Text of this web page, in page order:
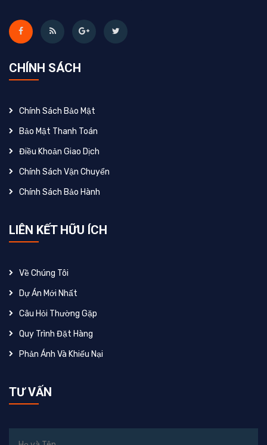
CHÍNH SÁCH
Chính Sách Bảo Mật
Bảo Mật Thanh Toán
Điều Khoản Giao Dịch
Chính Sách Vận Chuyển
Chính Sách Bảo Hành
LIÊN KẾT HỮU ÍCH
Về Chúng Tôi
Dự Án Mới Nhất
Câu Hỏi Thường Gặp
Quy Trình Đặt Hàng
Phản Ánh Và Khiếu Nại
TƯ VẤN